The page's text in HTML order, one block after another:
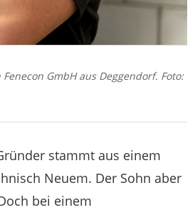
GmbH aus Deggendorf. Foto:
stammt aus einem
Neuem. Der Sohn aber
bei einem